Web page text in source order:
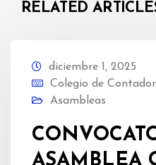
RELATED
diciembre 1, 2025
Colegio de
Asambleas